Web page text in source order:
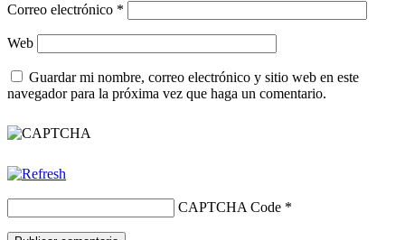
Correo electrónico *
Web
Guardar mi nombre, correo electrónico y sitio web en este
navegador para la próxima vez que haga un comentario.
CAPTCHA Code *